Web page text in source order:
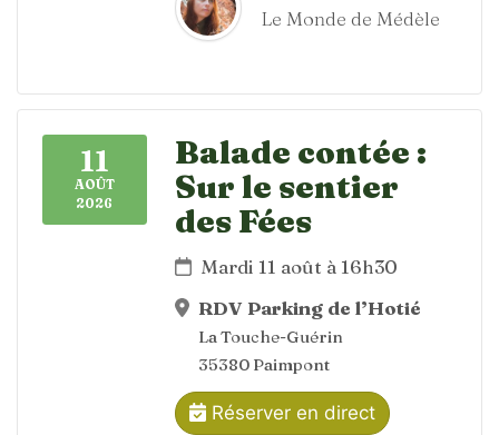
Le Monde de Médèle
11
AOÛT
2026
Balade contée :
Sur le sentier
des Fées
Mardi 11 août à 16h30
RDV Parking de l’Hotié
La Touche-Guérin
35380 Paimpont
Réserver en direct